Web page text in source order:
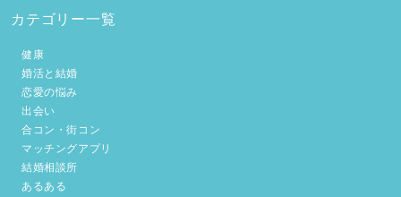
カテゴリー一覧
健康
婚活と結婚
恋愛の悩み
出会い
合コン・街コン
マッチングアプリ
結婚相談所
あるある